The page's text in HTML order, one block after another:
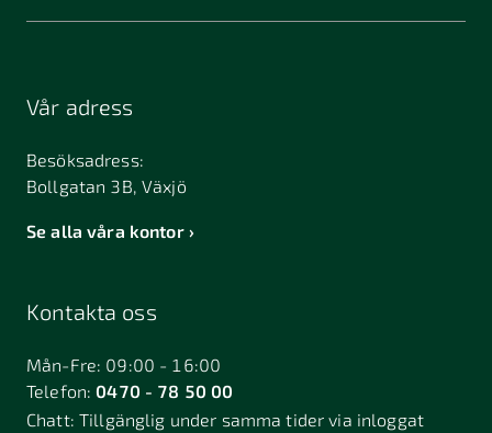
Vår adress
Besöksadress:
Bollgatan 3B, Växjö
Se alla våra kontor
Kontakta oss
Mån-Fre: 09:00 - 16:00
Telefon:0470 - 78 50 00
Chatt:Tillgänglig under samma tider via inloggat